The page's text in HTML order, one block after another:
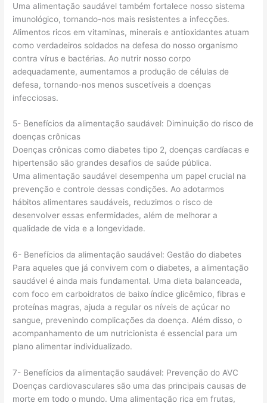
Uma alimentação saudável também fortalece nosso sistema
imunológico, tornando-nos mais resistentes a infecções.
Alimentos ricos em vitaminas, minerais e antioxidantes atuam
como verdadeiros soldados na defesa do nosso organismo
contra vírus e bactérias. Ao nutrir nosso corpo
adequadamente, aumentamos a produção de células de
defesa, tornando-nos menos suscetíveis a doenças
infecciosas.
5- Benefícios da alimentação saudável: Diminuição do risco de
doenças crônicas
Doenças crônicas como diabetes tipo 2, doenças cardíacas e
hipertensão são grandes desafios de saúde pública.
Uma alimentação saudável desempenha um papel crucial na
prevenção e controle dessas condições. Ao adotarmos
hábitos alimentares saudáveis, reduzimos o risco de
desenvolver essas enfermidades, além de melhorar a
qualidade de vida e a longevidade.
6- Benefícios da alimentação saudável: Gestão do diabetes
Para aqueles que já convivem com o diabetes, a alimentação
saudável é ainda mais fundamental. Uma dieta balanceada,
com foco em carboidratos de baixo índice glicêmico, fibras e
proteínas magras, ajuda a regular os níveis de açúcar no
sangue, prevenindo complicações da doença. Além disso, o
acompanhamento de um nutricionista é essencial para um
plano alimentar individualizado.
7- Benefícios da alimentação saudável: Prevenção do AVC
Doenças cardiovasculares são uma das principais causas de
morte em todo o mundo. Uma alimentação rica em frutas,